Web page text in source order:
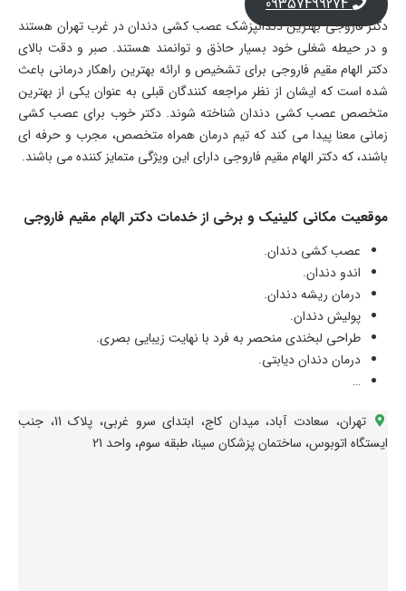
09357499274
دکتر فاروجی بهترین دندانپزشک عصب کشی دندان در غرب تهران هستند
و در حیطه شغلی خود بسیار حاذق و توانمند هستند. صبر و دقت بالای
دکتر الهام مقیم فاروجی برای تشخیص و ارائه بهترین راهکار درمانی باعث
شده است که ایشان از نظر مراجعه کنندگان قبلی به عنوان یکی از بهترین
متخصص عصب کشی دندان شناخته شوند. دکتر خوب برای عصب کشی
زمانی معنا پیدا می کند که تیم درمان همراه متخصص، مجرب و حرفه ای
باشند، که دکتر الهام مقیم فاروجی دارای این ویژگی متمایز کننده می باشند.
موقعیت مکانی کلینیک و برخی از خدمات دکتر الهام مقیم فاروجی
عصب کشی دندان.
اندو دندان.
درمان ریشه دندان.
پولیش دندان.
طراحی لبخندی منحصر به فرد با نهایت زیبایی بصری.
درمان دندان دیابتی.
…
تهران، سعادت آباد، میدان کاج، ابتدای سرو غربی، پلاک 11، جنب
ایستگاه اتوبوس، ساختمان پزشکان سینا، طبقه سوم، واحد 21